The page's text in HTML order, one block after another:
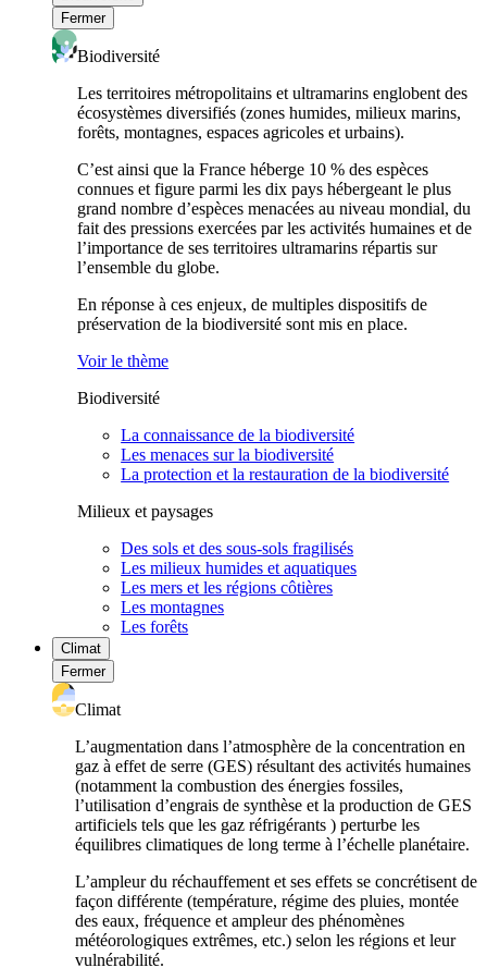
Fermer
Biodiversité
Les territoires métropolitains et ultramarins englobent des
écosystèmes diversifiés (zones humides, milieux marins,
forêts, montagnes, espaces agricoles et urbains).
C’est ainsi que la France héberge 10 % des espèces
connues et figure parmi les dix pays hébergeant le plus
grand nombre d’espèces menacées au niveau mondial, du
fait des pressions exercées par les activités humaines et de
l’importance de ses territoires ultramarins répartis sur
l’ensemble du globe.
En réponse à ces enjeux, de multiples dispositifs de
préservation de la biodiversité sont mis en place.
Voir le thème
Biodiversité
La connaissance de la biodiversité
Les menaces sur la biodiversité
La protection et la restauration de la biodiversité
Milieux et paysages
Des sols et des sous-sols fragilisés
Les milieux humides et aquatiques
Les mers et les régions côtières
Les montagnes
Les forêts
Climat
Fermer
Climat
L’augmentation dans l’atmosphère de la concentration en
gaz à effet de serre (GES) résultant des activités humaines
(notamment la combustion des énergies fossiles,
l’utilisation d’engrais de synthèse et la production de GES
artificiels tels que les gaz réfrigérants ) perturbe les
équilibres climatiques de long terme à l’échelle planétaire.
L’ampleur du réchauffement et ses effets se concrétisent de
façon différente (température, régime des pluies, montée
des eaux, fréquence et ampleur des phénomènes
météorologiques extrêmes, etc.) selon les régions et leur
vulnérabilité.